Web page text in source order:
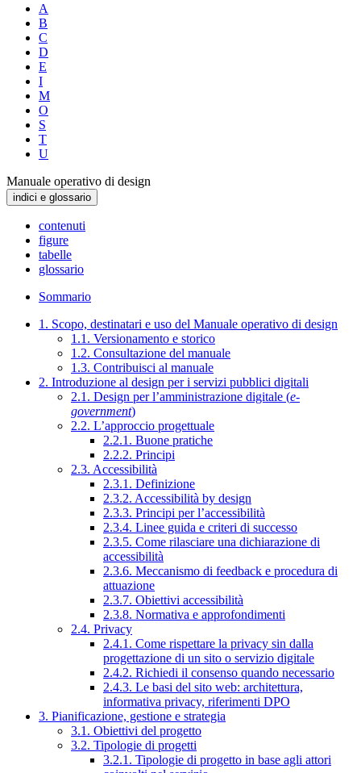
A
B
C
D
E
I
M
O
S
T
U
Manuale operativo di design
indici e glossario
contenuti
figure
tabelle
glossario
Sommario
1. Scopo, destinatari e uso del Manuale operativo di design
1.1. Versionamento e storico
1.2. Consultazione del manuale
1.3. Contribuisci al manuale
2. Introduzione al design per i servizi pubblici digitali
2.1. Design per l’amministrazione digitale (e-
government)
2.2. L’approccio progettuale
2.2.1. Buone pratiche
2.2.2. Principi
2.3. Accessibilità
2.3.1. Definizione
2.3.2. Accessibilità by design
2.3.3. Principi per l’accessibilità
2.3.4. Linee guida e criteri di successo
2.3.5. Come rilasciare una dichiarazione di
accessibilità
2.3.6. Meccanismo di feedback e procedura di
attuazione
2.3.7. Obiettivi accessibilità
2.3.8. Normativa e approfondimenti
2.4. Privacy
2.4.1. Come rispettare la privacy sin dalla
progettazione di un sito o servizio digitale
2.4.2. Richiedi il consenso quando necessario
2.4.3. Le basi del sito web: architettura,
informativa privacy, riferimenti DPO
3. Pianificazione, gestione e strategia
3.1. Obiettivi del progetto
3.2. Tipologie di progetti
3.2.1. Tipologie di progetto in base agli attori